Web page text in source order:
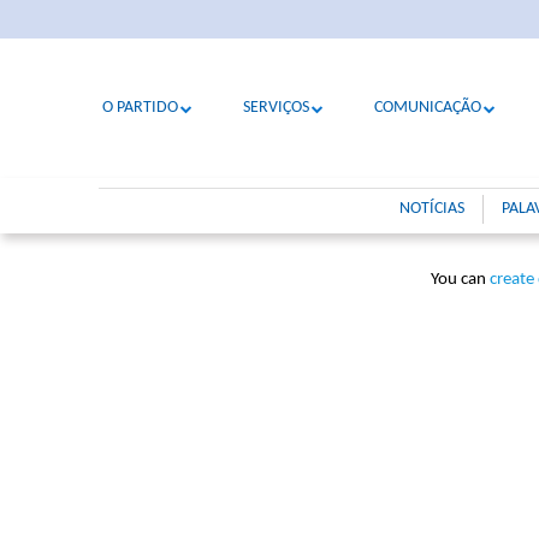
O PARTIDO SERVIÇOS COMUNICAÇÃO
NOTÍCIAS
You can create